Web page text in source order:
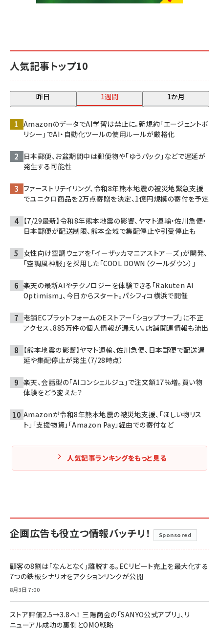
人気記事トップ10
昨日 1週間 1か月
AmazonのデータでAI学習は禁止に。新規約「エージェントポ
リシー」でAI・自動化ツールの使用ルールが厳格化
日本郵便、お盆期間中は郵便物や「ゆうパック」などで遅延が
発生する可能性
ファーストリテイリング、令和8年熊本地震の被災地緊急支援
でユニクロ商品を2万点寄贈を決定、1億円規模の寄付を予定
【7/29最新】令和8年熊本地震の影響、ヤマト運輸・佐川急便・
日本郵便が配送制限、熊本全域で集配停止や引受停止も
女性向け空調ウェアを「イーザッカマニアストア―ズ」が開発、
「空調風神服」を採用した「COOL DOWN（クールダウン）」
楽天の最新AIやテクノロジーを体験できる「Rakuten AI
Optimism」、今日からスタート。パシフィコ横浜で開催
老舗ECプラットフォームのEストアー「ショップサーブ」に不正
アクセス、885万件の個人情報が漏えい。店舗関連情報も流出
【熊本地震の影響】ヤマト運輸、佐川急便、日本郵便で配送遅
延や集配停止が発生（7/28時点）
楽天、会話型の「AIコンシェルジュ」で注文額17％増。買い物
体験をどう変えた？
Amazonが令和8年熊本地震の被災地支援、「ほしい物リス
ト」「支援物資」「Amazon Pay」経由での寄付など
人気記事ランキングをもっと見る
企画広告も役立つ情報バッチリ！ Sponsored
顧客の8割は「なんとなく」離脱する。ECリピート売上を最大化する
7つの鉄板シナリオをアクションリンクが公開
8月3日 7:00
ストア評価2.5→3.8へ！ 三陽商会の「SANYO公式アプリ」、リ
ニューアル成功の裏側とOMO戦略